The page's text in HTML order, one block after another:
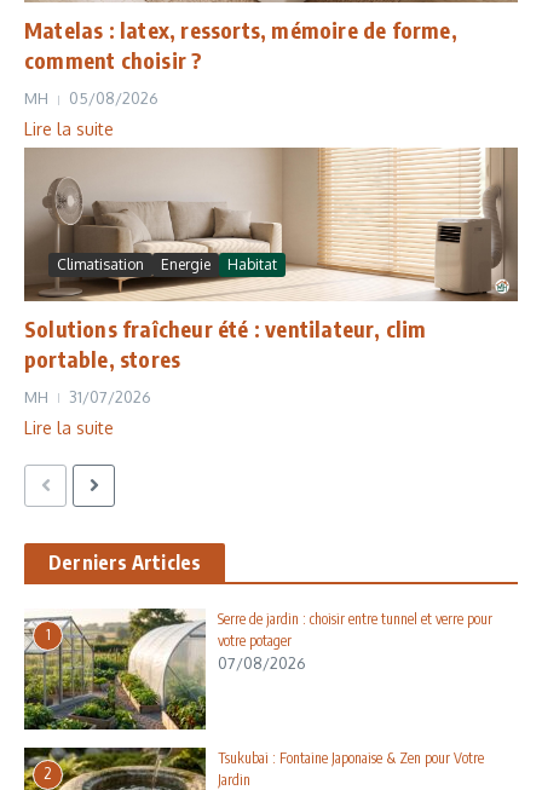
Matelas : latex, ressorts, mémoire de forme,
comment choisir ?
MH 05/08/2026
Lire la suite
Climatisation Energie Habitat
Solutions fraîcheur été : ventilateur, clim
portable, stores
MH 31/07/2026
Lire la suite
Derniers Articles
1
Serre de jardin : choisir entre tunnel et verre pour
votre potager
07/08/2026
2
Tsukubai : Fontaine Japonaise & Zen pour Votre
Jardin